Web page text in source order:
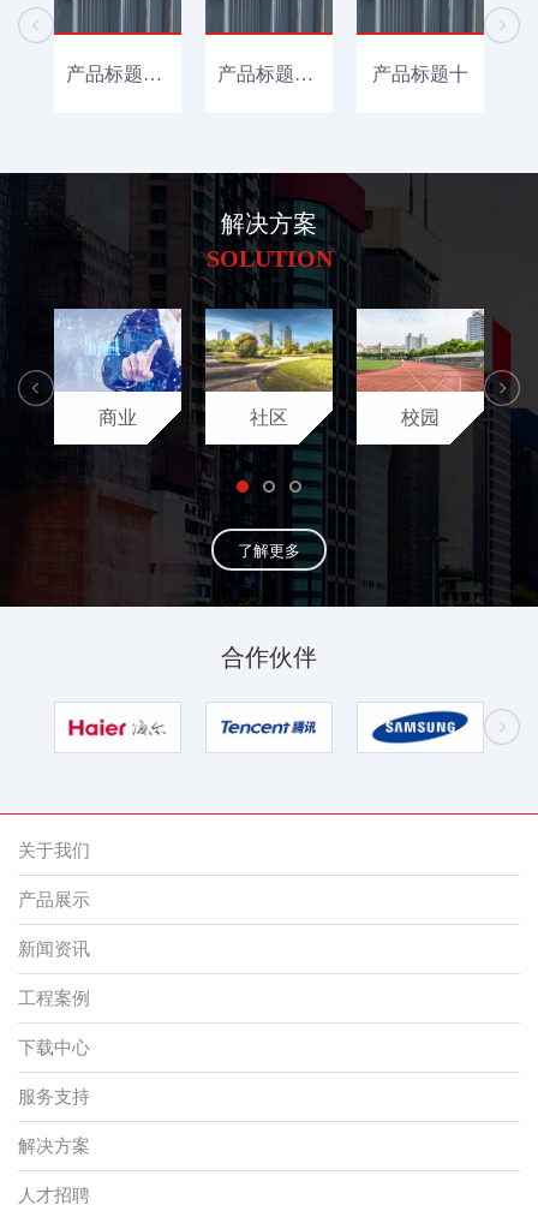
产品标题十二 产品标题十一 产品标题十
解决方案
SOLUTION
商业 社区 校园
了解更多
合作伙伴
关于我们
产品展示
新闻资讯
工程案例
下载中心
服务支持
解决方案
人才招聘